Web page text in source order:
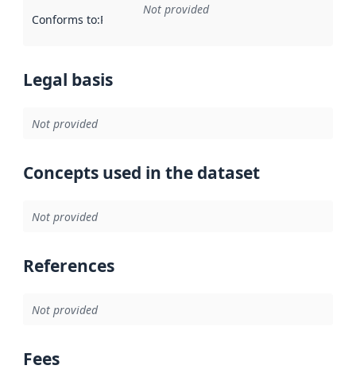
Conforms to:Reference to an implementation rule or other
Not provided
Legal basis
Not provided
Concepts used in the dataset
Not provided
References
Not provided
Fees